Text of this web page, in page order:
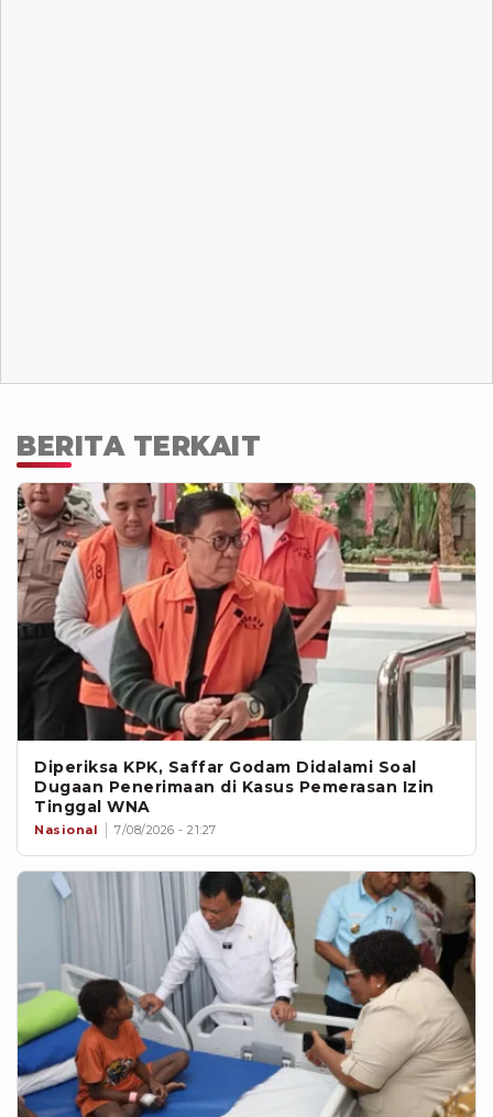
BERITA TERKAIT
Diperiksa KPK, Saffar Godam Didalami Soal
Dugaan Penerimaan di Kasus Pemerasan Izin
Tinggal WNA
Nasional 7/08/2026 - 21:27